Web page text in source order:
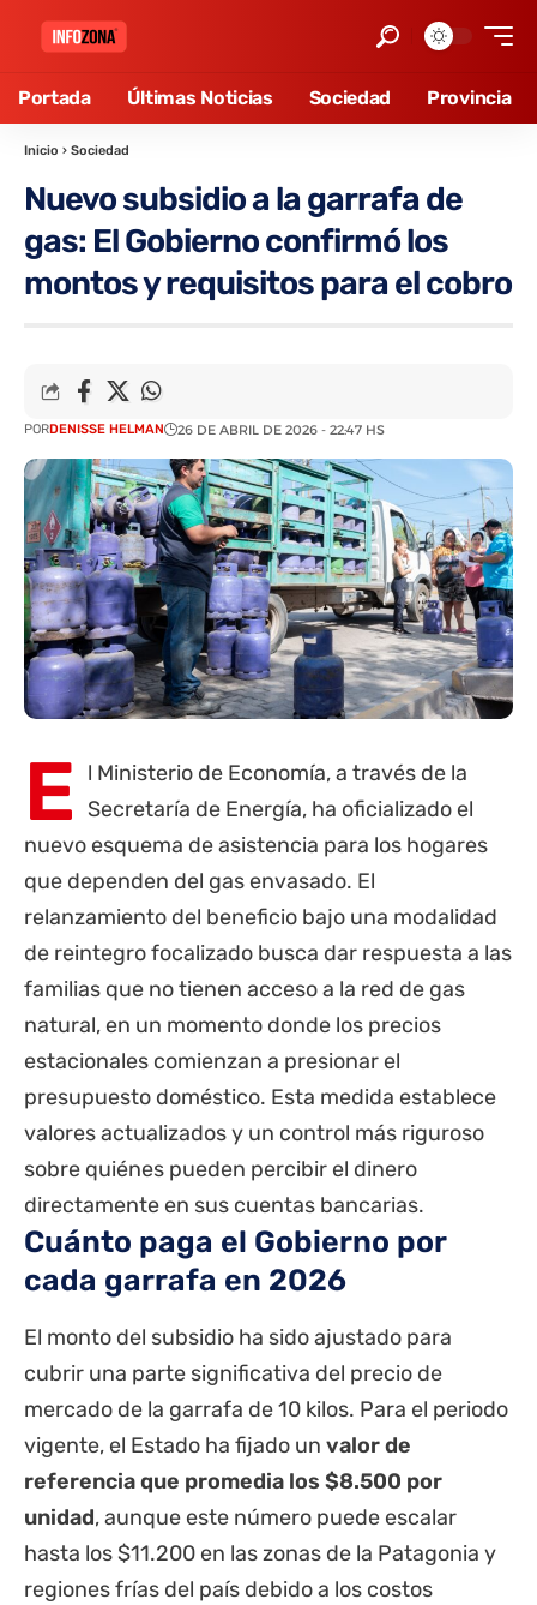
Portada Últimas Noticias Sociedad Provincia
Inicio › Sociedad
Nuevo subsidio a la garrafa de
gas: El Gobierno confirmó los
montos y requisitos para el cobro
PORDENISSE HELMAN 26 DE ABRIL DE 2026 - 22:47 HS
E
l Ministerio de Economía, a través de la
Secretaría de Energía, ha oficializado el
nuevo esquema de asistencia para los hogares
que dependen del gas envasado. El
relanzamiento del beneficio bajo una modalidad
de reintegro focalizado busca dar respuesta a las
familias que no tienen acceso a la red de gas
natural, en un momento donde los precios
estacionales comienzan a presionar el
presupuesto doméstico. Esta medida establece
valores actualizados y un control más riguroso
sobre quiénes pueden percibir el dinero
directamente en sus cuentas bancarias.
Cuánto paga el Gobierno por
cada garrafa en 2026
El monto del subsidio ha sido ajustado para
cubrir una parte significativa del precio de
mercado de la garrafa de 10 kilos. Para el periodo
vigente, el Estado ha fijado un valor de
referencia que promedia los $8.500 por
unidad, aunque este número puede escalar
hasta los $11.200 en las zonas de la Patagonia y
regiones frías del país debido a los costos